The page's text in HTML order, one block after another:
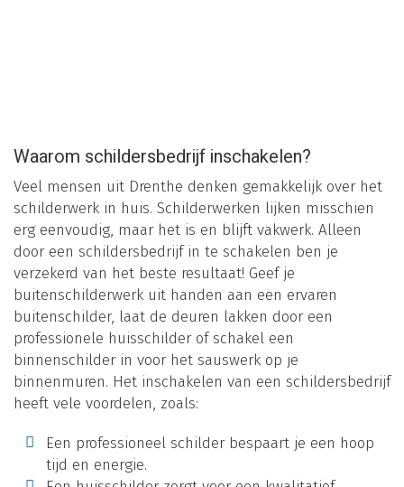
Waarom schildersbedrijf inschakelen?
Veel mensen uit Drenthe denken gemakkelijk over het
schilderwerk in huis. Schilderwerken lijken misschien
erg eenvoudig, maar het is en blijft vakwerk. Alleen
door een schildersbedrijf in te schakelen ben je
verzekerd van het beste resultaat! Geef je
buitenschilderwerk uit handen aan een ervaren
buitenschilder, laat de deuren lakken door een
professionele huisschilder of schakel een
binnenschilder in voor het sauswerk op je
binnenmuren. Het inschakelen van een schildersbedrijf
heeft vele voordelen, zoals:
Een professioneel schilder bespaart je een hoop
tijd en energie.